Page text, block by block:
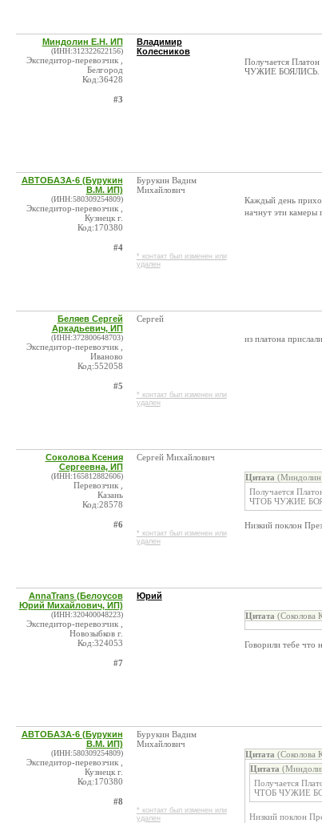
Миндолин Е.Н. ИП
(ИНН:312322622156)
Экспедитор-перевозчик ,
Белгород
Код:36428
#3
Владимир
Колесников
Получается
ЧУЖИЕ БОЯЛИСЬ.
АВТОБАЗА-6 (Бурукин
В.М. ИП)
(ИНН:580309254809)
Экспедитор-перевозчик ,
Кузнецк г.
Код:170380
#4
Бурукин Вадим
Михайлович
* контакт был изменен или
удален
Каждый день
начнут эти камеры
Беляев Сергей
Аркадьевич, ИП
(ИНН:372800648703)
Экспедитор-перевозчик ,
Иваново
Код:552058
#5
Сергей
* контакт был изменен или
удален
из платона
Соколова Ксения
Сергеевна, ИП
(ИНН:165812882606)
Перевозчик ,
Казань
Код:28578
#6
Сергей Михайлович
* контакт был изменен или
удален
Цитата
Получается
ЧТОБ ЧУЖИЕ
Низкий поклон
AnnaTrans (Белоусов
Юрий Михайлович, ИП)
(ИНН:320400048223)
Экспедитор-перевозчик ,
Новозыбков г.
Код:324053
#7
Юрий
Цитата (Соколова
Говорили тебе что
АВТОБАЗА-6 (Бурукин
В.М. ИП)
(ИНН:580309254809)
Экспедитор-перевозчик ,
Кузнецк г.
Код:170380
#8
Бурукин Вадим
Михайлович
* контакт был изменен или
удален
Цитата (Соколова
Цитата
Получается
ЧТОБ ЧУЖИЕ
Низкий поклон